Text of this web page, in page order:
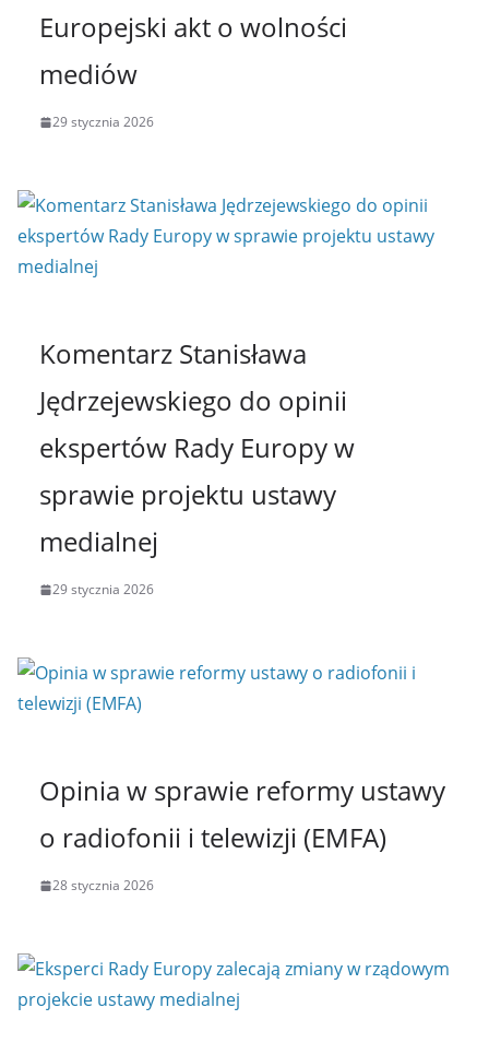
Europejski akt o wolności
mediów
29 stycznia 2026
Komentarz Stanisława
Jędrzejewskiego do opinii
ekspertów Rady Europy w
sprawie projektu ustawy
medialnej
29 stycznia 2026
Opinia w sprawie reformy ustawy
o radiofonii i telewizji (EMFA)
28 stycznia 2026